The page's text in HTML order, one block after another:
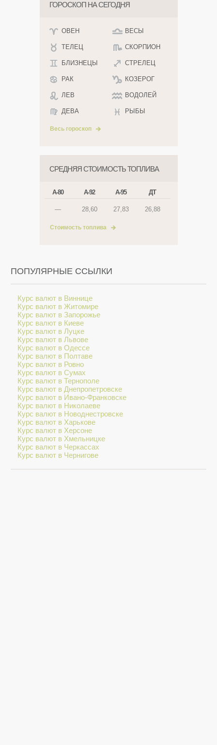
ГОРОСКОП НА СЕГОДНЯ
ОВЕН
ТЕЛЕЦ
БЛИЗНЕЦЫ
РАК
ЛЕВ
ДЕВА
ВЕСЫ
СКОРПИОН
СТРЕЛЕЦ
КОЗЕРОГ
ВОДОЛЕЙ
РЫБЫ
Весь гороскоп
СРЕДНЯЯ СТОИМОСТЬ ТОПЛИВА
А-80 А-92 А-95 ДТ
— 28,60 27,83 26,88
Стоимость топлива
ПОПУЛЯРНЫЕ ССЫЛКИ
Курс валют в Виннице
Курс валют в Житомире
Курс валют в Запорожье
Курс валют в Киеве
Курс валют в Луцке
Курс валют в Львове
Курс валют в Одессе
Курс валют в Полтаве
Курс валют в Ровно
Курс валют в Сумах
Курс валют в Тернополе
Курс валют в Днепропетровске
Курс валют в Ивано-Франковске
Курс валют в Николаеве
Курс валют в Новоднестровске
Курс валют в Харькове
Курс валют в Херсоне
Курс валют в Хмельницке
Курс валют в Черкассах
Курс валют в Чернигове